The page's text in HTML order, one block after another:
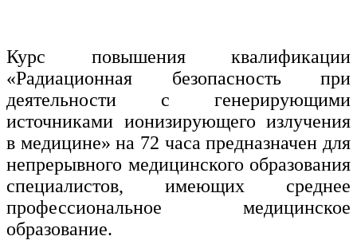
Изобразительное и прикладные виды
искусств
Средства массовой информации и
информативно-библиотечное дело
Управление в технических системах
Ветеринария и зоотехника
Подготовка к периодической
Курс повышения квалификации
«Радиационная безопасность при
деятельности с генерирующими
источниками ионизирующего излучения
в медицине» на 72 часа предназначен для
непрерывного медицинского образования
специалистов, имеющих среднее
профессиональное медицинское
образование.